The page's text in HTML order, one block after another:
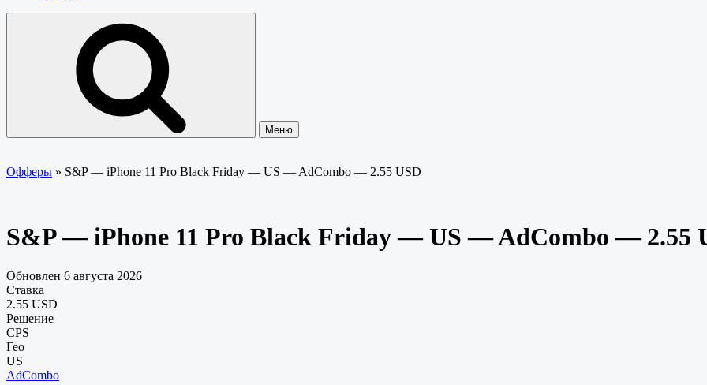
Меню
Офферы » S&P — iPhone 11 Pro Black Friday — US — AdCombo — 2.55 USD
S&P — iPhone 11 Pro Black Friday — US — AdCombo — 2.55
Обновлен 6 августа 2026
Ставка
2.55 USD
Решение
CPS
Гео
US
AdCombo